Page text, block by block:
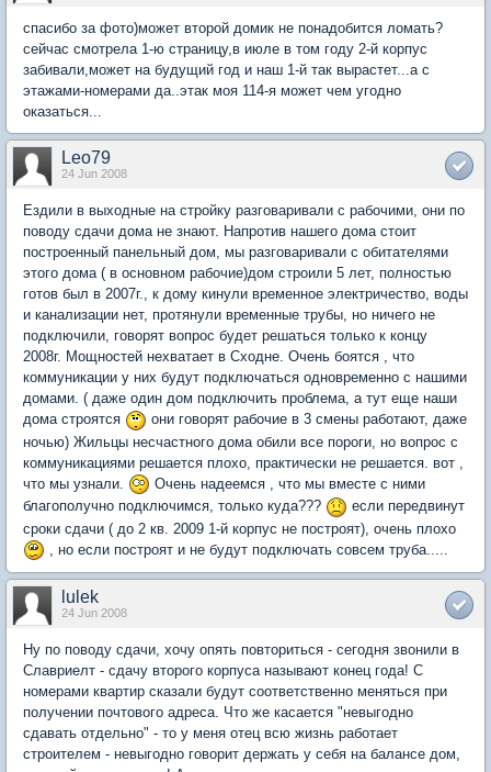
спасибо за фото)может второй домик не понадобится ломать?
сейчас смотрела 1-ю страницу,в июле в том году 2-й корпус
забивали,может на будущий год и наш 1-й так вырастет...а с
этажами-номерами да..этак моя 114-я может чем угодно
оказаться...
Leo79
24 Jun 2008
Ездили в выходные на стройку разговаривали с рабочими, они по
поводу сдачи дома не знают. Напротив нашего дома стоит
построенный панельный дом, мы разговаривали с обитателями
этого дома ( в основном рабочие)дом строили 5 лет, полностью
готов был в 2007г., к дому кинули временное электричество, воды
и канализации нет, протянули временные трубы, но ничего не
подключили, говорят вопрос будет решаться только к концу
2008г. Мощностей нехватает в Сходне. Очень боятся , что
коммуникации у них будут подключаться одновременно с нашими
домами. ( даже один дом подключить проблема, а тут еще наши
дома строятся
они говорят рабочие в 3 смены работают, даже
ночью) Жильцы несчастного дома обили все пороги, но вопрос с
коммуникациями решается плохо, практически не решается. вот ,
что мы узнали.
Очень надеемся , что мы вместе с ними
благополучно подключимся, только куда???
если передвинут
сроки сдачи ( до 2 кв. 2009 1-й корпус не построят), очень плохо
, но если построят и не будут подключать совсем труба.....
lulek
24 Jun 2008
Ну по поводу сдачи, хочу опять повториться - сегодня звонили в
Славриелт - сдачу второго корпуса называют конец года! С
номерами квартир сказали будут соответственно меняться при
получении почтового адреса. Что же касается "невыгодно
сдавать отдельно" - то у меня отец всю жизнь работает
строителем - невыгодно говорит держать у себя на балансе дом,